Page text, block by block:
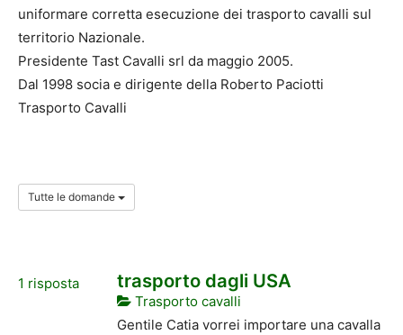
uniformare corretta esecuzione dei trasporto cavalli sul
territorio Nazionale.
Presidente Tast Cavalli srl da maggio 2005.
Dal 1998 socia e dirigente della Roberto Paciotti
Trasporto Cavalli
Tutte le domande
1 risposta trasporto dagli USA
Trasporto cavalli
Gentile Catia vorrei importare una cavalla